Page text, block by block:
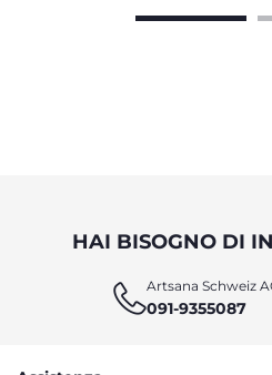
HAI BISOGNO DI
Artsana Schweiz
091-9355087